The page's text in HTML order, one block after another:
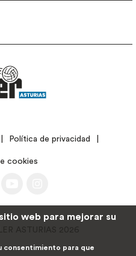
Política de privacidad
cookies
ASTURIAS 2026
web para mejorar su
consentimiento para que